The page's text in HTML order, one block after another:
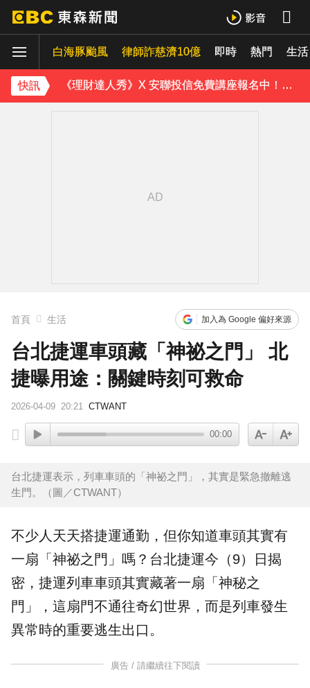
白海豚颱風 律師詐慈濟10億 即時 熱門 生活
快訊
內政部向憲法法庭遞狀 聲請解散統促黨
《理財達人秀》X 安聯投信免費講座報名中！搶先卡位 2027
下載東森App，隨時掌握天下大小事！
首頁 生活 加入為 Google 偏好來源
台北捷運車頭藏「神祕之門」 北
捷曝用途：關鍵時刻可救命
2026-04-09 20:21 CTWANT
00:00
台北捷運表示，列車車頭的「神祕之門」，其實是緊急撤離逃
生門。（圖／CTWANT）
不少人天天搭捷運通勤，但你知道車頭其實有
一扇「神祕之門」嗎？ 台北捷運今（9）日揭
密，捷運列車車頭其實藏著一扇「神秘之
門」，這扇門不通往奇幻世界，而是列車發生
異常時的重要逃生出口。
廣告 / 請繼續往下閱讀